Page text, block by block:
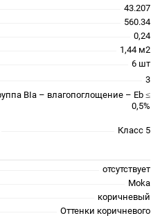
43.207
560.34
0,24
1,44 м2
6 шт
3
BIa – влагопоглощение – Eb ≤
0,5%
Класс 5
отсутствует
Moka
коричневый
Оттенки коричневого